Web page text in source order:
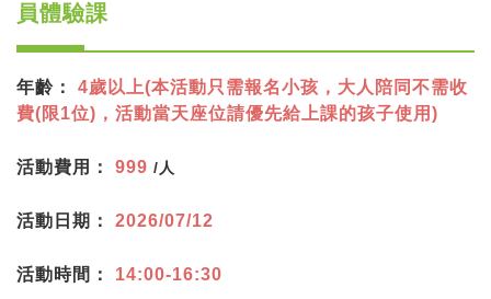
員體驗課
年齡： 4歲以上(本活動只需報名小孩，大人陪同不需收
費(限1位)，活動當天座位請優先給上課的孩子使用)
活動費用： 999 /人
活動日期： 2026/07/12
活動時間： 14:00-16:30